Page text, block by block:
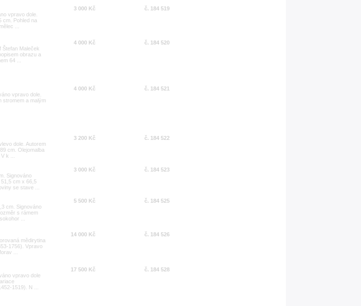
vpravo dole.
cm. Pohled na
...
3 000 Kč č. 184 519
Štefan Maleček
obrazu a
64 ...
4 000 Kč č. 184 520
vpravo dole.
stromem a malým
4 000 Kč č. 184 521
dole. Autorem
cm. Olejomalba
k ...
3 200 Kč č. 184 522
Signováno
cm x 66,5
se stave ...
3 000 Kč č. 184 523
cm. Signováno
s rámem
...
5 500 Kč č. 184 525
mědirytina
1756). Vpravo
...
14 000 Kč č. 184 526
vpravo dole
1519). N ...
17 500 Kč č. 184 528